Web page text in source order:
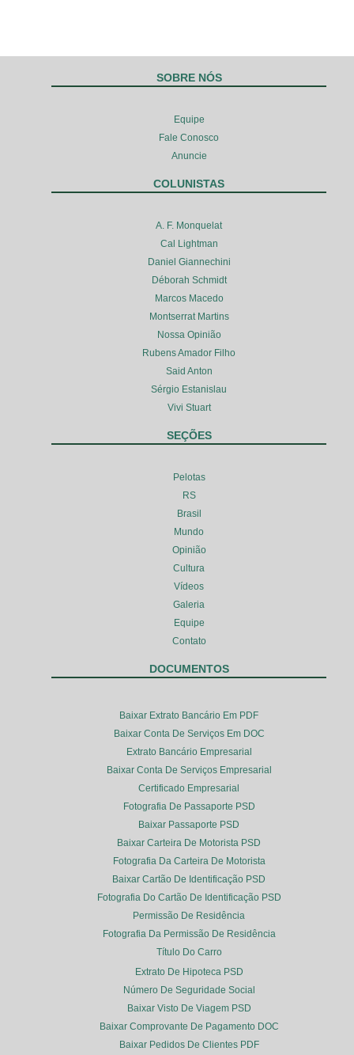
SOBRE NÓS
Equipe
Fale Conosco
Anuncie
COLUNISTAS
A. F. Monquelat
Cal Lightman
Daniel Giannechini
Déborah Schmidt
Marcos Macedo
Montserrat Martins
Nossa Opinião
Rubens Amador Filho
Said Anton
Sérgio Estanislau
Vivi Stuart
SEÇÕES
Pelotas
RS
Brasil
Mundo
Opinião
Cultura
Vídeos
Galeria
Equipe
Contato
DOCUMENTOS
Baixar Extrato Bancário Em PDF
Baixar Conta De Serviços Em DOC
Extrato Bancário Empresarial
Baixar Conta De Serviços Empresarial
Certificado Empresarial
Fotografia De Passaporte PSD
Baixar Passaporte PSD
Baixar Carteira De Motorista PSD
Fotografia Da Carteira De Motorista
Baixar Cartão De Identificação PSD
Fotografia Do Cartão De Identificação PSD
Permissão De Residência
Fotografia Da Permissão De Residência
Título Do Carro
Extrato De Hipoteca PSD
Número De Seguridade Social
Baixar Visto De Viagem PSD
Baixar Comprovante De Pagamento DOC
Baixar Pedidos De Clientes PDF